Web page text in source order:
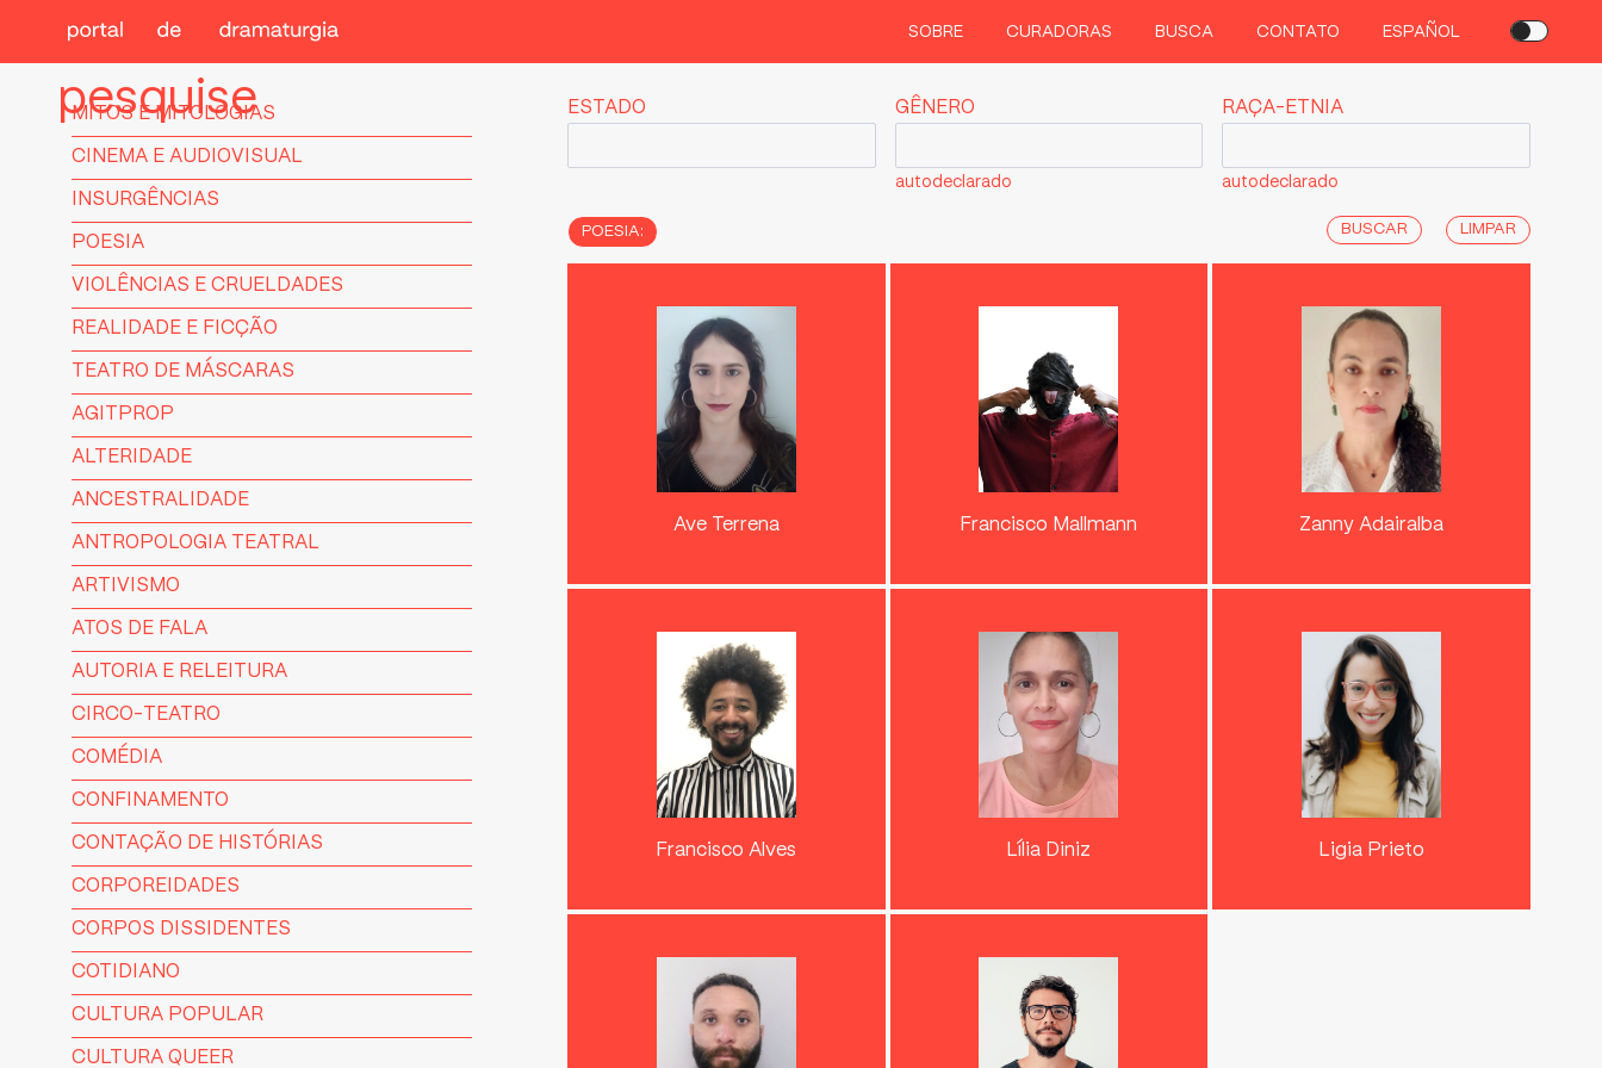
SOBRE CURADORAS BUSCA CONTATO ESPAÑOL
pesquise
MITOS E MITOLOGIAS
CINEMA E AUDIOVISUAL
INSURGÊNCIAS
POESIA
VIOLÊNCIAS E CRUELDADES
REALIDADE E FICÇÃO
TEATRO DE MÁSCARAS
AGITPROP
ALTERIDADE
ANCESTRALIDADE
ANTROPOLOGIA TEATRAL
ARTIVISMO
ATOS DE FALA
AUTORIA E RELEITURA
CIRCO-TEATRO
COMÉDIA
CONFINAMENTO
CONTAÇÃO DE HISTÓRIAS
CORPOREIDADES
CORPOS DISSIDENTES
COTIDIANO
CULTURA POPULAR
CULTURA QUEER
ESTADO GÊNERO
autodeclarado
RAÇA-ETNIA
autodeclarado
POESIA: LIMPAR
Ave Terrena Francisco Mallmann Zanny Adairalba
Francisco Alves Lília Diniz Ligia Prieto